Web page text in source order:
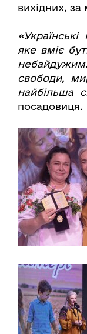
вихідних, за
яке вміє
свободи,
найбільша
посадовиця.